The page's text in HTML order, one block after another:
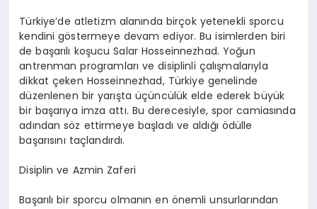
SIYASET
Türkiye’de atletizm alanında birçok yetenekli sporcu
kendini göstermeye devam ediyor. Bu isimlerden biri
de başarılı koşucu Salar Hosseinnezhad. Yoğun
antrenman programları ve disiplinli çalışmalarıyla
dikkat çeken Hosseinnezhad, Türkiye genelinde
düzenlenen bir yarışta üçüncülük elde ederek büyük
bir başarıya imza attı. Bu derecesiyle, spor camiasında
adından söz ettirmeye başladı ve aldığı ödülle
başarısını taçlandırdı.
Disiplin ve Azmin Zaferi
Başarılı bir sporcu olmanın en önemli unsurlarından